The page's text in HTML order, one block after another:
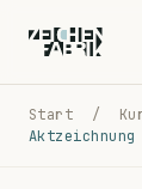
Start /
Aktzeichnung